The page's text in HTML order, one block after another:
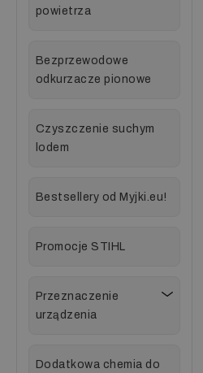
powietrza
Bezprzewodowe
odkurzacze pionowe
Czyszczenie suchym
lodem
Bestsellery od Myjki.eu!
Promocje STIHL
Przeznaczenie
urządzenia
Dodatkowa chemia do